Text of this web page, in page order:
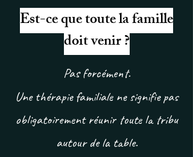
Est-ce que toute la famille
doit venir ?
Pas forcément.
Une thérapie familiale ne signifie pas
obligatoirement réunir toute la tribu
autour de la table.